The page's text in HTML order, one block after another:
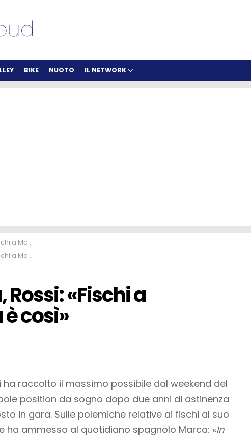
BIKE NUOTO IL NETWORK
Italia è così»
Italia è così»
«Fischi a
così»
ha raccolto il massimo possibile dal weekend del
position da sogno dopo due anni di astinenza
in gara. Sulle polemiche relative ai fischi al suo
ha ammesso al quotidiano spagnolo Marca: «In